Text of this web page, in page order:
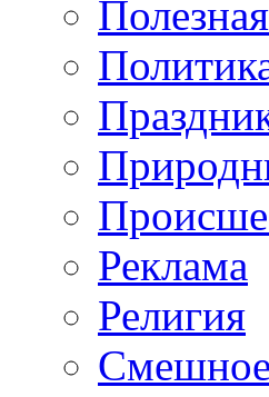
Реклама
Религия
Смешное